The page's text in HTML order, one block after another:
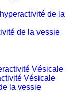
de la
de la vessie
Vésicale
la vessie